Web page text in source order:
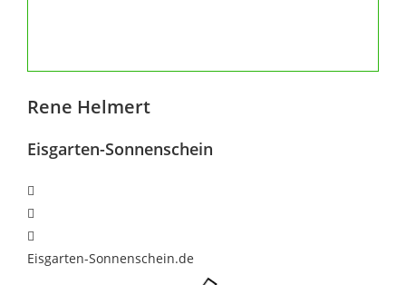
Rene Helmert
Eisgarten-Sonnenschein
Eisgarten-Sonnenschein.de